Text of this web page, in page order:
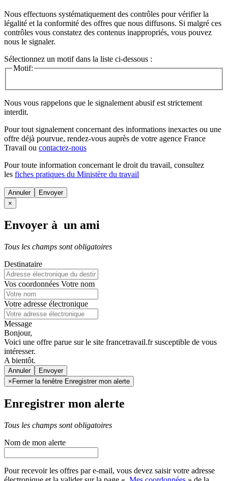
Nous effectuons systématiquement des contrôles pour vérifier la
légalité et la conformité des offres que nous diffusons. Si malgré ces
contrôles vous constatez des contenus inappropriés, vous pouvez
nous le signaler.
Sélectionnez un motif dans la liste ci-dessous :
Motif:
Nous vous rappelons que le signalement abusif est strictement
interdit.
Pour tout signalement concernant des informations inexactes ou une
offre déjà pourvue, rendez-vous auprès de votre agence France
Travail ou contactez-nous
Pour toute information concernant le droit du travail, consultez
les fiches pratiques du Ministère du travail
Annuler
×
Envoyer à un ami
Tous les champs sont obligatoires
Destinataire
Vos coordonnées Votre nom
Votre adresse électronique
Message
Bonjour,
Voici une offre parue sur le site francetravail.fr susceptible de vous
intéresser.
A bientôt.
Annuler
× Fermer la fenêtre Enregistrer mon alerte
Enregistrer mon alerte
Tous les champs sont obligatoires
Nom de mon alerte
Pour recevoir les offres par e-mail, vous devez saisir votre adresse